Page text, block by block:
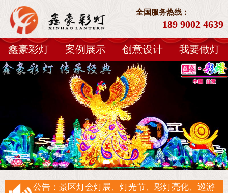
全国服务热线：
189 9002 4639
鑫豪彩灯 案例展示 创意设计 我要做灯
公告：景区灯会灯展、灯光节、彩灯亮化、巡游